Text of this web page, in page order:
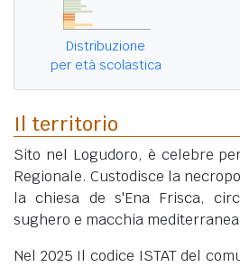
Distribuzione
per età scolastica
Il territorio
Sito nel Logudoro, è celebre
Regionale. Custodisce la
la chiesa de s'Ena Frisca,
sughero e macchia
Nel 2025 Il codice ISTAT del